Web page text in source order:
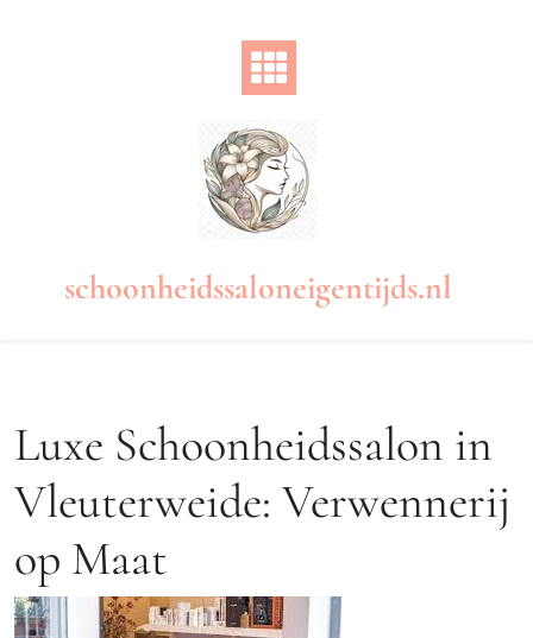
schoonheidssaloneigentijds.nl
Luxe Schoonheidssalon in
Vleuterweide: Verwennerij
op Maat